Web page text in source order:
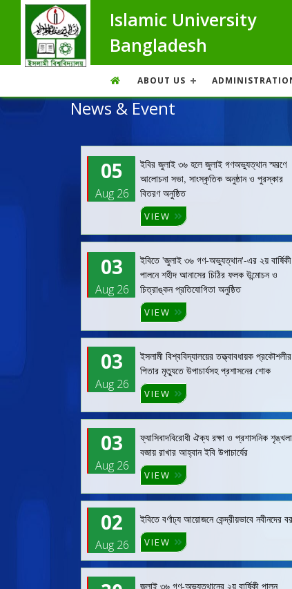
Islamic University
Bangladesh
ABOUT US
News & Event
05
Aug 26
ইবির জুলাই ৩৬ হলে জুলাই গণঅভ্যুত্থান স্মরণে
আলোচনা সভা, সাংস্কৃতিক অনুষ্ঠান ও পুরস্কার
বিতরণ অনুষ্ঠিত
VIEW
03
Aug 26
ইবিতে 'জুলাই ৩৬ গণ-অভ্যুত্থান'-এর ২য় বার্ষিকী
পালনে শহীদ আনাসের চিঠির ফলক উন্মোচন ও
চিত্রাঙ্কন প্রতিযোগিতা অনুষ্ঠিত
VIEW
03
Aug 26
ইসলামী বিশ্ববিদ্যালয়ের তত্ত্বাবধায়ক প্রকৌশলীর
পিতার মৃত্যুতে উপাচার্যসহ প্রশাসনের শোক
VIEW
03
Aug 26
ফ্যাসিবাদবিরোধী ঐক্য রক্ষা ও প্রশাসনিক শৃঙ্খলা
বজায় রাখার আহ্বান ইবি উপাচার্যের
VIEW
02
Aug 26
ইবিতে বর্ণাঢ্য আয়োজনে কেন্দ্রীয়ভাবে নবীনদের
VIEW
জুলাই ৩৬ গণ-অভ্যুত্থানের ২য় বার্ষিকী পালন